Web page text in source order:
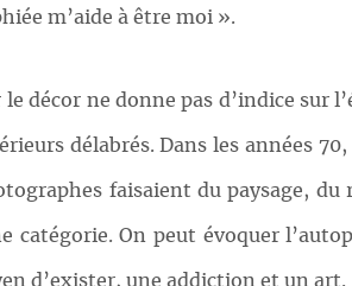
m’aide à être moi ».
décor ne donne pas d’indice sur
délabrés. Dans les années
faisaient du paysage, du
catégorie. On peut évoquer
d’exister, une addiction et un art.